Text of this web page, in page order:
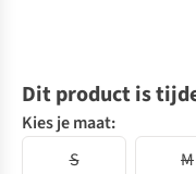
Dit product is
Kies je maat:
S
M